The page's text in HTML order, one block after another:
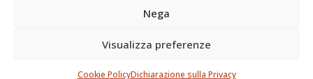
Nega
Visualizza preferenze
Cookie PolicyDichiarazione sulla Privacy